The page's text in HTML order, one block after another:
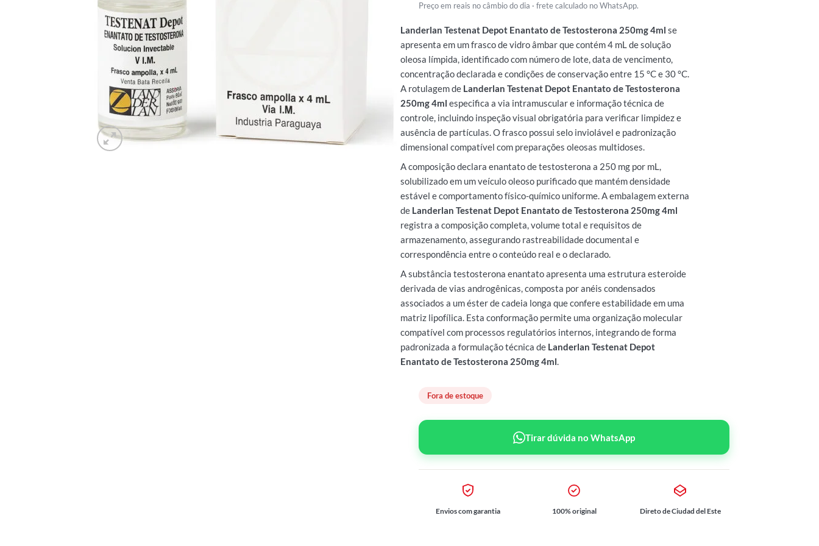
Preço em reais no câmbio do dia · frete calculado no WhatsApp.
Landerlan Testenat Depot Enantato de Testosterona 250mg 4ml se
apresenta em um frasco de vidro âmbar que contém 4 mL de solução
oleosa límpida, identificado com número de lote, data de vencimento,
concentração declarada e condições de conservação entre 15 °C e 30 °C.
A rotulagem de Landerlan Testenat Depot Enantato de Testosterona
250mg 4ml especifica a via intramuscular e informação técnica de
controle, incluindo inspeção visual obrigatória para verificar limpidez e
ausência de partículas. O frasco possui selo inviolável e padronização
dimensional compatível com preparações oleosas multidoses.
A composição declara enantato de testosterona a 250 mg por mL,
solubilizado em um veículo oleoso purificado que mantém densidade
estável e comportamento físico-químico uniforme. A embalagem externa
de Landerlan Testenat Depot Enantato de Testosterona 250mg 4ml
registra a composição completa, volume total e requisitos de
armazenamento, assegurando rastreabilidade documental e
correspondência entre o conteúdo real e o declarado.
A substância testosterona enantato apresenta uma estrutura esteroide
derivada de vias androgênicas, composta por anéis condensados
associados a um éster de cadeia longa que confere estabilidade em uma
matriz lipofílica. Esta conformação permite uma organização molecular
compatível com processos regulatórios internos, integrando de forma
padronizada a formulação técnica de Landerlan Testenat Depot
Enantato de Testosterona 250mg 4ml.
Fora de estoque
Tirar dúvida no WhatsApp
Envios com garantia 100% original Direto de Ciudad del Este